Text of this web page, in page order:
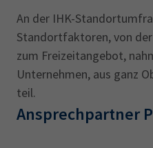
An der IHK-
Standortfaktoren, von
zum Freizeitangebot,
Unternehmen, aus ganz
teil.
Ansprechpartner